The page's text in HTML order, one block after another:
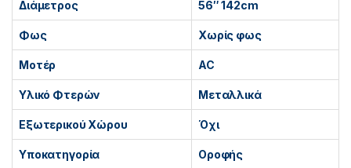
Διάμετρος 56″ 142cm
Φως Χωρίς φως
Μοτέρ AC
Υλικό Φτερών Μεταλλικά
Εξωτερικού Χώρου Όχι
Υποκατηγορία Οροφής